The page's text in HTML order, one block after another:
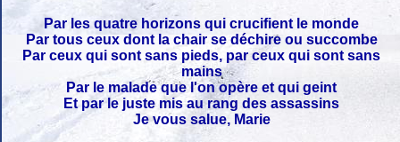
Par les quatre horizons qui crucifient le monde
Par tous ceux dont la chair se déchire ou succombe
Par ceux qui sont sans pieds, par ceux qui sont sans
mains
Par le malade que l'on opère et qui geint
Et par le juste mis au rang des assassins
Je vous salue, Marie